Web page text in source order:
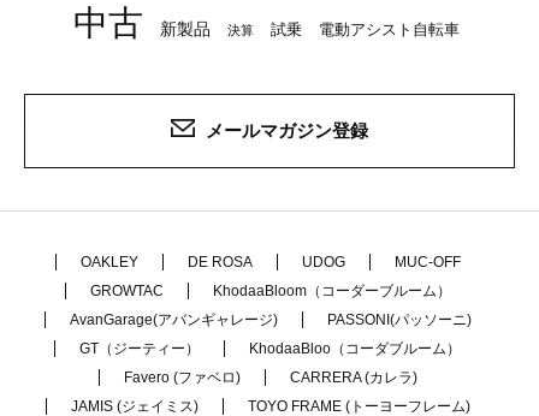
中古
新製品 決算 試乗 電動アシスト自転車
メールマガジン登録
OAKLEY DE ROSA UDOG
MUC-OFF
GROWTAC
KhodaaBloom（コーダーブルーム）
AvanGarage(アバンギャレージ)
PASSONI(パッソーニ)
GT（ジーティー）
KhodaaBloo（コーダブルーム）
Favero (ファベロ)
CARRERA (カレラ)
JAMIS (ジェイミス)
TOYO FRAME (トーヨーフレーム)